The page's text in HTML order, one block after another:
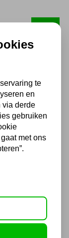
te
en
via derde
gebruiken
met ons